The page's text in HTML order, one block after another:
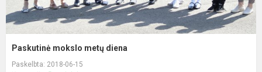
Paskutinė mokslo metų diena
Paskelbta: 2018-06-15